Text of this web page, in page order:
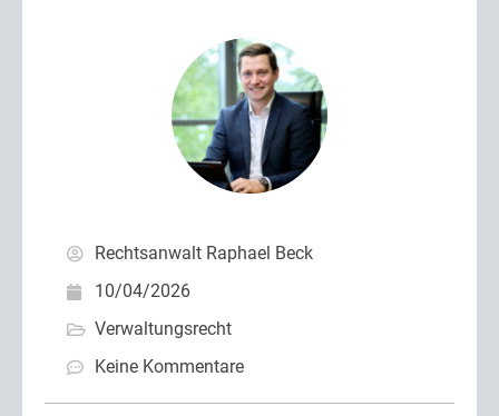
Rechtsanwalt Raphael Beck
10/04/2026
Verwaltungsrecht
Keine Kommentare